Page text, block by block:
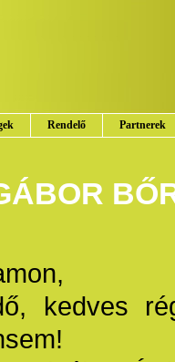
Rendelő Partnerek
kedves